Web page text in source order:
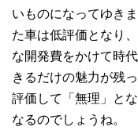
いものになってゆき
た車は低評価となり
な開発費をかけて時
きるだけの魅力が残
評価して「無理」と
なるのでしょうね。